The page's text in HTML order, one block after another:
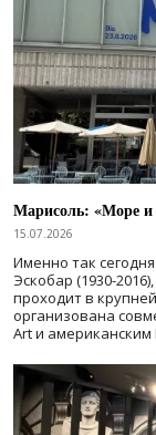
Марисоль: «Море и
15.07.2026
Именно так
Эскобар (1930-
проходит в
организована
Art и американским